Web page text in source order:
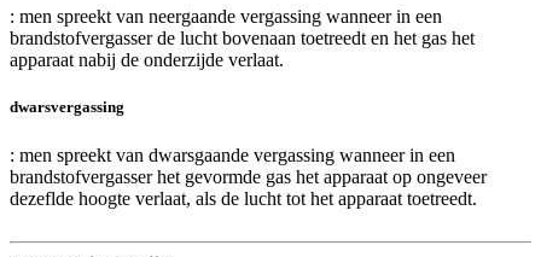
: men spreekt van neergaande vergassing wanneer in een
brandstofvergasser de lucht bovenaan toetreedt en het gas het
apparaat nabij de onderzijde verlaat.
dwarsvergassing
: men spreekt van dwarsgaande vergassing wanneer in een
brandstofvergasser het gevormde gas het apparaat op ongeveer
dezeflde hoogte verlaat, als de lucht tot het apparaat toetreedt.